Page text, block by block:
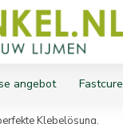
angebot Fastcure
Klebelösung.